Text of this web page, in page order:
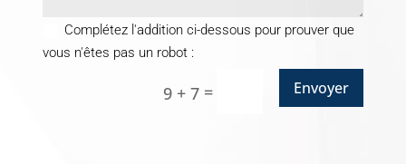
Complétez l'addition ci-dessous pour prouver que
vous n'êtes pas un robot :
9 + 7= Envoyer